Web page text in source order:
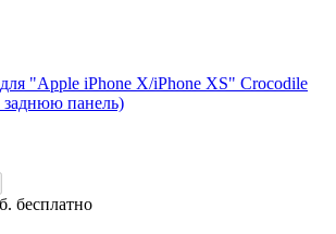
"Apple iPhone X/iPhone XS" Crocodile
заднюю панель)
бесплатно